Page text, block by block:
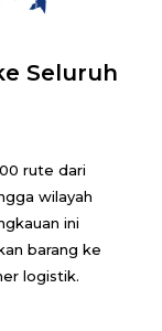
Seluruh
rute dari
wilayah
ini
barang ke
logistik.